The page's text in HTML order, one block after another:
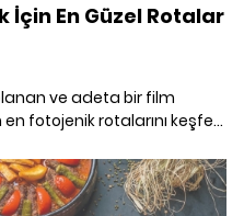
İçin En Güzel Rotalar
ve adeta bir film
fotojenik rotalarını keşfe